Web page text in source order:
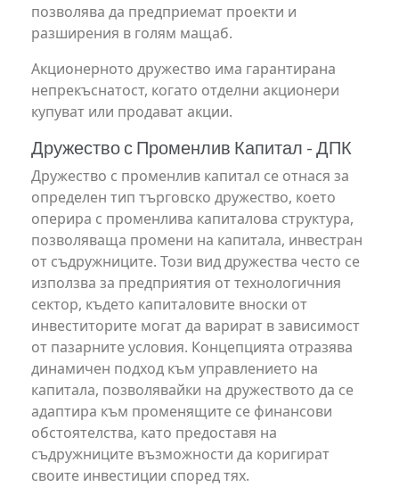
позволява да предприемат проекти и
разширения в голям мащаб.
Акционерното дружество има гарантирана
непрекъснатост, когато отделни акционери
купуват или продават акции.
Дружество с Променлив Капитал - ДПК
Дружество с променлив капитал се отнася за
определен тип търговско дружество, което
оперира с променлива капиталова структура,
позволяваща промени на капитала, инвестран
от съдружниците. Този вид дружества често се
използва за предприятия от технологичния
сектор, където капиталовите вноски от
инвеститорите могат да варират в зависимост
от пазарните условия. Концепцията отразява
динамичен подход към управлението на
капитала, позволявайки на дружеството да се
адаптира към променящите се финансови
обстоятелства, като предоставя на
съдружниците възможности да коригират
своите инвестиции според тях.